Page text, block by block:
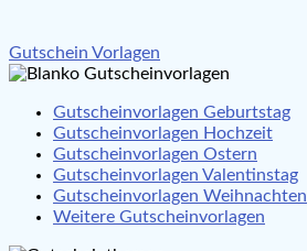
Beitragsnavigation
Gutschein Vorlagen
Gutscheinvorlagen Geburtstag
Gutscheinvorlagen Hochzeit
Gutscheinvorlagen Ostern
Gutscheinvorlagen Valentinstag
Gutscheinvorlagen Weihnachten
Weitere Gutscheinvorlagen